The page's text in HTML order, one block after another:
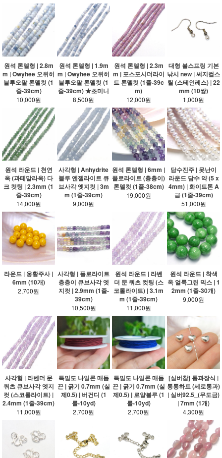
원석 론델형 | 2.8m
m | Owyhee 오위히
블루오팔 론델컷 (1
줄-39cm)
10,000원
원석 론델형 | 1.9m
m | Owyhee 오위히
블루오팔 론델컷 (1
줄-39cm) ★초미니
8,500원
원석 론델형 | 2.3m
m | 포스포시더라이
트 론델컷 (1줄-39c
m)
12,000원
대형 볼스프링 기본
낚시 new | 써지컬스
틸 (스테인레스) | 22
mm (10쌍)
1,000원
원석 라운드 | 천연
옥 (과테말라옥) 다
크 컷팅 | 2.3mm (1
줄-39cm)
14,000원
사각형 | Anhydrite
블루 엔젤라이트 큐
브사각 엣지컷 | 3m
m (1줄-39cm)
9,000원
원석 론델형 | 6mm |
플로라이트 (층층이)
론델컷 (1줄-38cm)
19,000원
담수진주 | 못난이
라운드 담수 약 (5 x
4mm) | 화이트톤 A
급 (1줄-39cm)
51,000원
라운드 | 웅황주사 |
6mm (10개)
2,700원
사각형 | 플로라이트
층층이 큐브사각 엣
지컷 | 2.9mm (1줄-
39cm)
10,500원
원석 라운드 | 라벤
더 문 쿼츠 컷팅 (스
코롤라이트) | 3.1m
m (1줄-39cm)
11,000원
원석 라운드 | 착색
옥 얼룩그린 믹스 | 1
2mm (1줄-30개)
9,000원
사각형 | 라벤더 문
쿼츠 큐브사각 엣지
컷 (스코롤라이트) |
2.4mm (1줄-39cm)
11,000원
특밀도 나일론 매듭
끈 | 굵기 0.7mm (실
제0.5) | 버건디 (1
롤-10yd)
2,700원
특밀도 나일론 매듭
끈 | 굵기 0.7mm (실
제0.5) | 로얄블루 (1
롤-10yd)
2,700원
[실버참] 통과장식 |
통통하트 (세로통과)
| 실버92.5_(무도금)
| 7mm (1개)
4,300원